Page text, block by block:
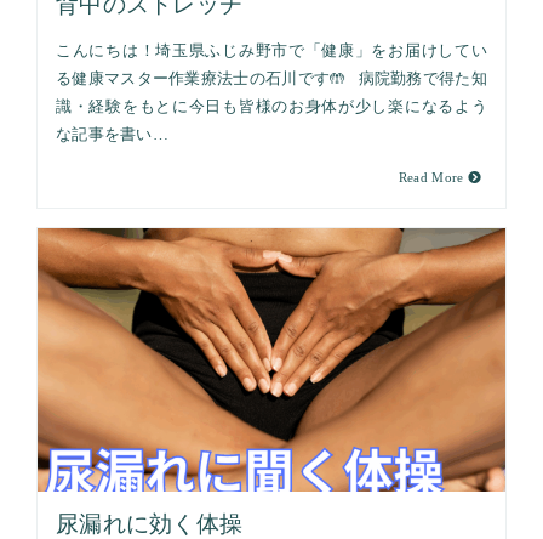
こんにちは！埼玉県ふじみ野市で「健康」をお届けしてい
る健康マスター作業療法士の石川です🤲 病院勤務で得た知
識・経験をもとに今日も皆様のお身体が少し楽になるよう
な記事を書い…
Read More
尿漏れに効く体操